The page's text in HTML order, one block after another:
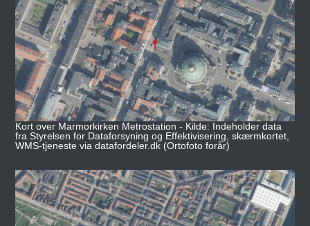
Kort over Marmorkirken Metrostation - Kilde: Indeholder data
fra Styrelsen for Dataforsyning og Effektivisering, skærmkortet,
WMS-tjeneste via datafordeler.dk (Ortofoto forår)